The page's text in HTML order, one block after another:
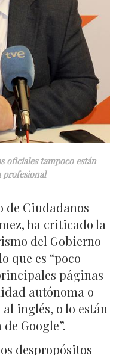
oficiales tampoco están
profesional
de Ciudadanos
ha criticado la
del Gobierno
que es “poco
páginas
autónoma o
inglés, o lo están
Google”.
despropósitos